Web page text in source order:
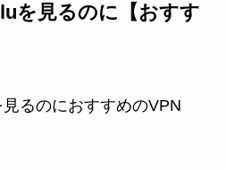
を見るのに【おすす
るのにおすすめのVPN